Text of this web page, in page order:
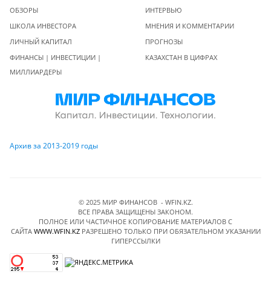
ОБЗОРЫ
ШКОЛА ИНВЕСТОРА
ЛИЧНЫЙ КАПИТАЛ
ФИНАНСЫ | ИНВЕСТИЦИИ |
МИЛЛИАРДЕРЫ
ИНТЕРВЬЮ
МНЕНИЯ И КОММЕНТАРИИ
ПРОГНОЗЫ
КАЗАХСТАН В ЦИФРАХ
Архив за 2013-2019 годы
© 2025 МИР ФИНАНСОВ - WFIN.KZ.
ВСЕ ПРАВА ЗАЩИЩЕНЫ ЗАКОНОМ.
ПОЛНОЕ ИЛИ ЧАСТИЧНОЕ КОПИРОВАНИЕ МАТЕРИАЛОВ C
САЙТА WWW.WFIN.KZРАЗРЕШЕНО ТОЛЬКО ПРИ ОБЯЗАТЕЛЬНОМ УКАЗАНИИ
ГИПЕРССЫЛКИ